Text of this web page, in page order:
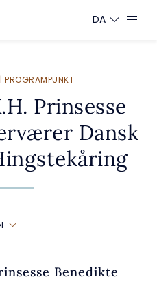
DA
Prinsesse
Dansk
Benedikte